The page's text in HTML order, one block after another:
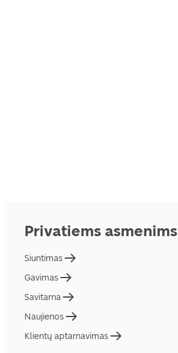
Privatiems asmenims
Siuntimas
Gavimas
Savitarna
Naujienos
Klientų aptarnavimas